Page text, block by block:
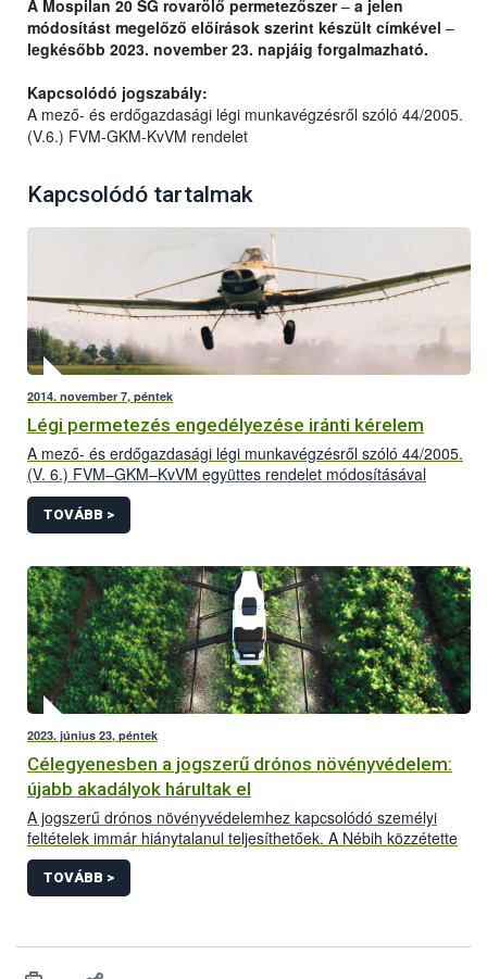
A Mospilan 20 SG rovarölő permetezőszer– a jelen
módosítást megelőző előírások szerint készült címkével –
legkésőbb 2023. november 23. napjáig forgalmazható.
Kapcsolódó jogszabály:
A mező- és erdőgazdasági légi munkavégzésről szóló 44/2005.
(V.6.) FVM-GKM-KvVM rendelet
Kapcsolódó tartalmak
2014. november 7, péntek
Légi permetezés engedélyezése iránti kérelem
A mező- és erdőgazdasági légi munkavégzésről szóló 44/2005.
(V. 6.) FVM–GKM–KvVM együttes rendelet módosításával
hazánkban kérelem alapján megvalósítható a légi úton történő
növényvédő szer kijuttatás, az alábbi feltételek szerint.
TOVÁBB >
2023. június 23, péntek
Célegyenesben a jogszerű drónos növényvédelem:
újabb akadályok hárultak el
A jogszerű drónos növényvédelemhez kapcsolódó személyi
feltételek immár hiánytalanul teljesíthetőek. A Nébih közzétette
honlapján a növényvédelmi drónpilóták jegyzékét. Az
alábbiakban a drónos növényvédelemmel kapcsolatos aktuális
helyzetkép és a legfontosabb tudnivalók olvashatóak.
TOVÁBB >